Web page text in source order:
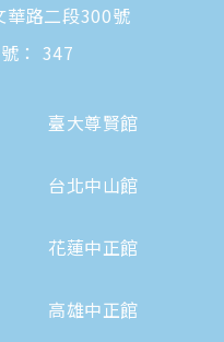
華路二段300號
： 347
臺大尊賢館
台北中山館
花蓮中正館
高雄中正館